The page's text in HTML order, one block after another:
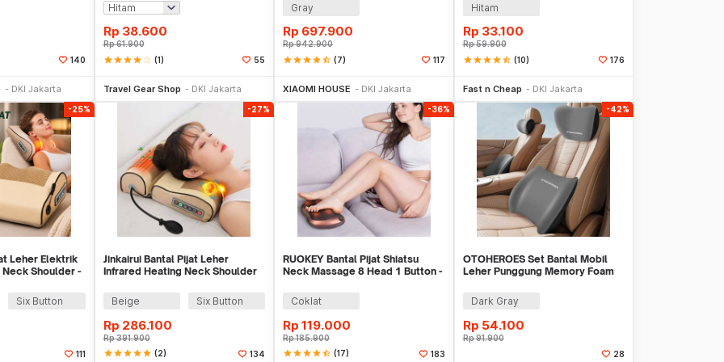
140
DKI Jakarta
Rp 38.600
Rp61.900
starstarstarstarstar_border (1) 55
Travel Gear Shop DKI Jakarta
Gray
Rp 697.900
Rp942.900
starstarstarstarstar_half (7) 117
XIAOMI HOUSE DKI Jakarta
Hitam
Rp 33.100
Rp59.900
starstarstarstarstar_half (10) 176
Fast n Cheap DKI Jakarta
-25%
Leher Elektrik
Shoulder -
Six Button
111
-27%
Jinkairui Bantal Pijat Leher
Infrared Heating Neck Shoulder
Beige
Six Button
Rp 286.100
Rp391.900
starstarstarstarstar (2) 134
-36%
RUOKEY Bantal Pijat Shiatsu
Neck Massage 8 Head 1 Button -
Coklat
Rp 119.000
Rp185.900
starstarstarstarstar_half (17) 183
-42%
OTOHEROES Set Bantal Mobil
Leher Punggung Memory Foam
Dark Gray
Rp 54.100
Rp91.900
28